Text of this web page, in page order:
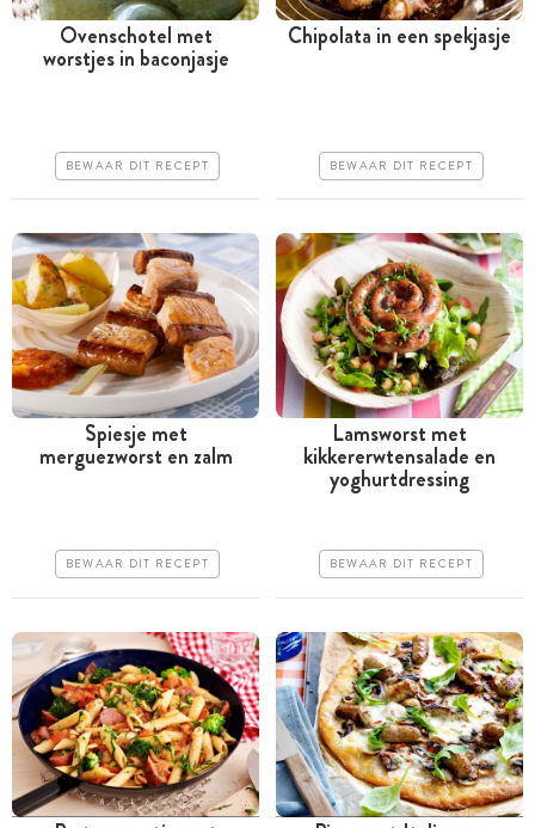
Tussen 30 minuten en 1
Ovenschotel met
worstjes in baconjasje
BEWAAR DIT RECEPT
Chipolata in een spekjasje
BEWAAR DIT RECEPT
Tussen 30 minuten en 1
Spiesje met
merguezworst en zalm
BEWAAR DIT RECEPT
Minder dan 30 minuten
Makkelijk
Lamsworst met
kikkererwtensalade en
yoghurtdressing
BEWAAR DIT RECEPT